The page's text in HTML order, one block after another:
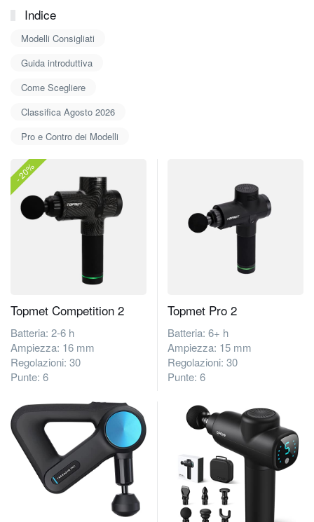
Indice
Modelli Consigliati
Guida introduttiva
Come Scegliere
Classifica Agosto 2026
Pro e Contro dei Modelli
Topmet Competition 2
Batteria: 2-6 h
Ampiezza: 16 mm
Regolazioni: 30
Punte: 6
Topmet Pro 2
Batteria: 6+ h
Ampiezza: 15 mm
Regolazioni: 30
Punte: 6